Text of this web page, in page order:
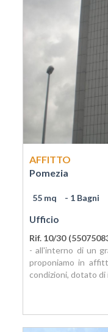
AFFITTO
Pomezia
55 mq - 1 Bagni
Ufficio
Rif. 10/30
- all'interno di un
proponiamo in
condizioni, dotato di